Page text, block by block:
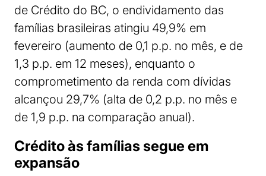
de Crédito do BC, o endividamento das
famílias brasileiras atingiu 49,9% em
fevereiro (aumento de 0,1 p.p. no mês, e de
1,3 p.p. em 12 meses), enquanto o
comprometimento da renda com dívidas
alcançou 29,7% (alta de 0,2 p.p. no mês e
de 1,9 p.p. na comparação anual).
Crédito às famílias segue em
expansão